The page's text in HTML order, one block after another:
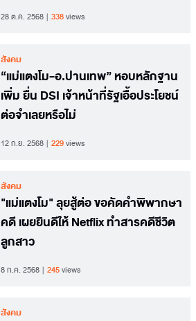
28 ต.ค. 2568 338views
สังคม
“แม่แตงโม-อ.ปานเทพ” หอบหลักฐาน
เพิ่ม ยื่น DSI เจ้าหน้าที่รัฐเอื้อประโยชน์
ต่อจำเลยหรือไม่
12 ก.ย. 2568 229views
สังคม
"แม่แตงโม" ลุยสู้ต่อ ขอคัดคำพิพากษา
คดี เผยยินดีให้ Netflix ทำสารคดีชีวิต
ลูกสาว
8 ก.ค. 2568 245views
สังคม